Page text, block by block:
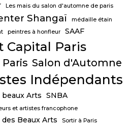
Les mais du salon d'automne de paris
Shangaï
médaille étain
peintres à honfleur SAAF
Capital Paris
Salon d'Automne
Indépendants
beaux Arts SNBA
et artistes francophone
Beaux Arts
Sortir à Paris